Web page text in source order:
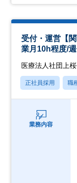
受付・運営【
業月10h程度/
医療法人社団上
正社員採用 職
業務内容